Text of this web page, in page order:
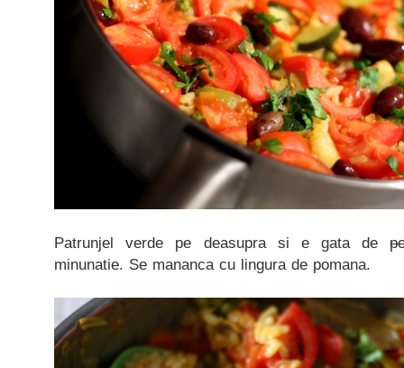
Patrunjel verde pe deasupra si e gata de
minunatie. Se mananca cu lingura de pomana.